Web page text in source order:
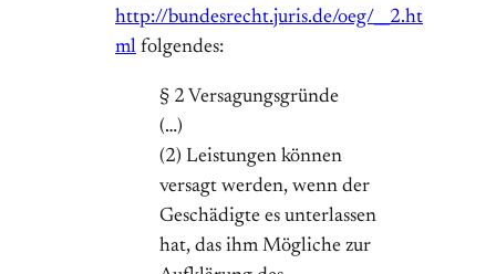
http://bundesrecht.juris.de/oeg/__2.ht
ml folgendes:
§ 2 Versagungsgründe
(…)
(2) Leistungen können
versagt werden, wenn der
Geschädigte es unterlassen
hat, das ihm Mögliche zur